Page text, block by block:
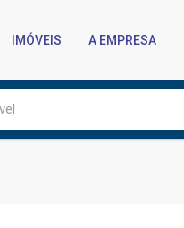
IMÓVEIS A EMPRESA